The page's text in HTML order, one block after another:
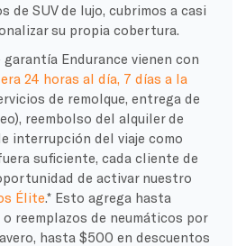
de SUV de lujo, cubrimos a casi
su propia cobertura.
Endurance vienen con
24 horas al día, 7 días a la
de remolque, entrega de
reembolso del alquiler de
interrupción del viaje como
suficiente, cada cliente de
de activar nuestro
Élite.* Esto agrega hasta
reemplazos de neumáticos por
hasta $500 en descuentos